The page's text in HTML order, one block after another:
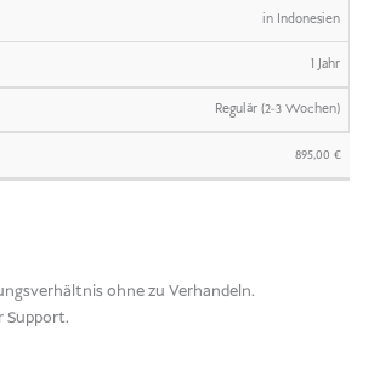
in Indonesien
1 Jahr
Regulär (2-3 Wochen)
895,00€
ohne zu Verhandeln.
Support.